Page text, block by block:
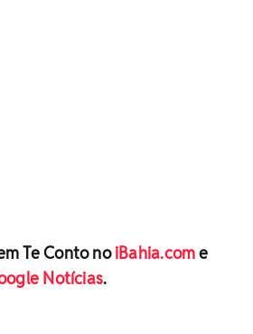
Te Conto noiBahia.come
Notícias.